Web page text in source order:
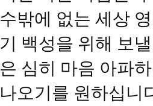
수밖에 없는 세상
기 백성을 위해 보
은 심히 마음 아파
나오기를 원하십니